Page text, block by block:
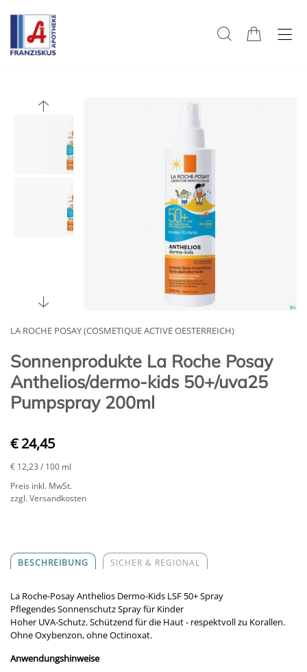
LA ROCHE POSAY (COSMETIQUE ACTIVE OESTERREICH)
Sonnenprodukte La Roche Posay
Anthelios/dermo-kids 50+/uva25
Pumpspray 200ml
€ 24,45
€ 12,23 / 100 ml
Preis inkl. MwSt.
zzgl. Versandkosten
BESCHREIBUNG SICHER & REGIONAL
La Roche-Posay Anthelios Dermo-Kids LSF 50+ Spray
Pflegendes Sonnenschutz Spray für Kinder
Hoher UVA-Schutz. Schützend für die Haut - respektvoll zu Korallen.
Ohne Oxybenzon, ohne Octinoxat.
Anwendungshinweise